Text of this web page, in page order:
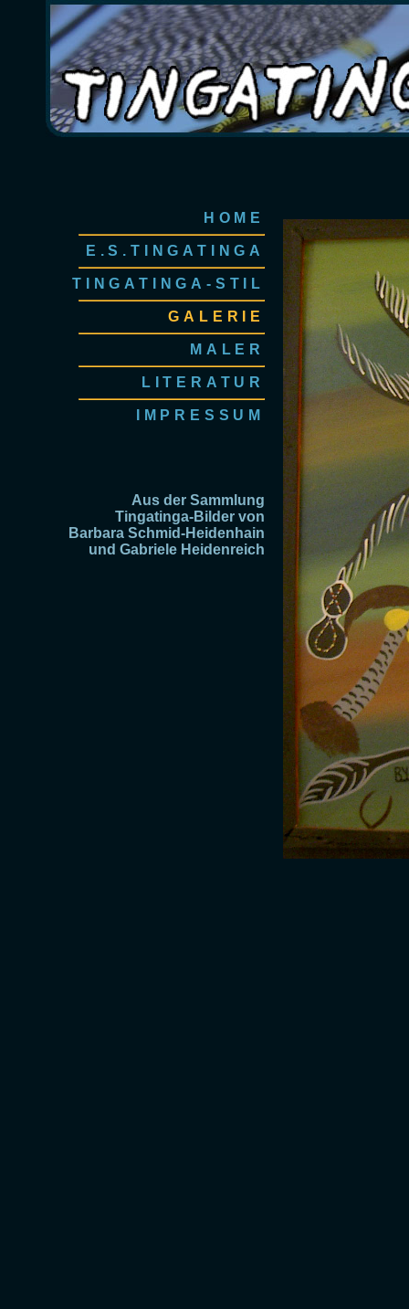
HOME
E.S.TINGATINGA
TINGATINGA-STIL
GALERIE
MALER
LITERATUR
IMPRESSUM
Aus der Sammlung
Tingatinga-Bilder von
Barbara Schmid-Heidenhain
und Gabriele Heidenreich